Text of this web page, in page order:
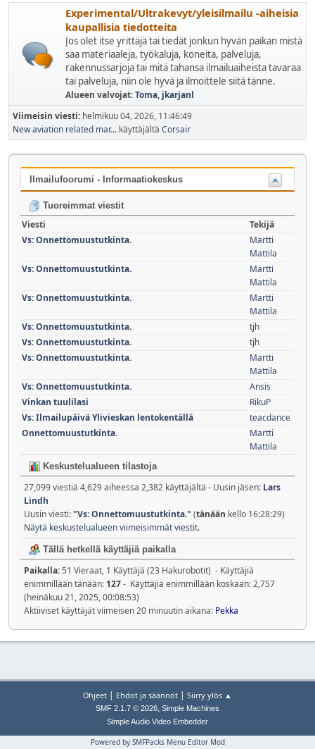
Experimental/Ultrakevyt/yleisilmailu -aiheisia
kaupallisia tiedotteita
Jos olet itse yrittäjä tai tiedät jonkun hyvän paikan mistä
saa materiaaleja, työkaluja, koneita, palveluja,
rakennussarjoja tai mitä tahansa ilmailuaiheista tavaraa
tai palveluja, niin ole hyvä ja ilmoittele siitä tänne.
Alueen valvojat:Toma, jkarjanl
Viimeisin viesti: helmikuu 04, 2026, 11:46:49
New aviation related mar... käyttäjältä Corsair
Ilmailufoorumi - Informaatiokeskus
Tuoreimmat viestit
Viesti
Tekijä
Vs: Onnettomuustutkinta.
Martti
Mattila
Vs: Onnettomuustutkinta.
Martti
Mattila
Vs: Onnettomuustutkinta.
Martti
Mattila
Vs: Onnettomuustutkinta.
tjh
Vs: Onnettomuustutkinta.
tjh
Vs: Onnettomuustutkinta.
Martti
Mattila
Vs: Onnettomuustutkinta.
Ansis
Vinkan tuulilasi
RikuP
Vs: Ilmailupäivä Ylivieskan lentokentällä
teacdance
Onnettomuustutkinta.
Martti
Mattila
Keskustelualueen tilastoja
27,099 viestiä 4,629 aiheessa 2,382 käyttäjältä - Uusin jäsen: Lars
Lindh
Uusin viesti:"Vs: Onnettomuustutkinta." (tänään kello 16:28:29)
Näytä keskustelualueen viimeisimmät viestit.
Tällä hetkellä käyttäjiä paikalla
Paikalla:51 Vieraat, 1 Käyttäjä (23 Hakurobotit) - Käyttäjiä
enimmillään tänään: 127- Käyttäjiä enimmillään koskaan: 2,757
(heinäkuu 21, 2025, 00:08:53)
Aktiiviset käyttäjät viimeisen 20 minuutin aikana: Pekka
Ohjeet | Ehdot ja säännöt | Siirry ylös ▲
SMF 2.1.7 © 2026, Simple Machines
Simple Audio Video Embedder
Powered by SMFPacks Menu Editor Mod